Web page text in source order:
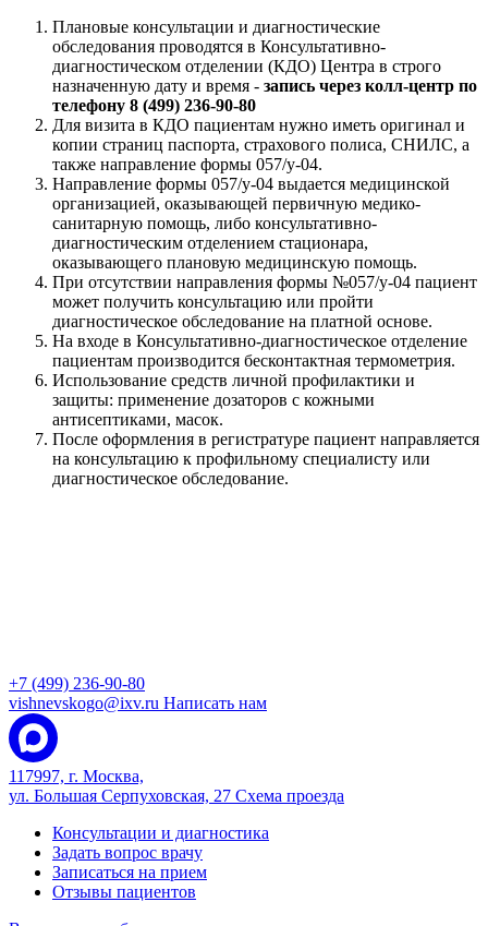
Плановые консультации и диагностические
обследования проводятся в Консультативно-
диагностическом отделении (КДО) Центра в строго
назначенную дату и время - запись через колл-центр по
телефону 8 (499) 236-90-80
Для визита в КДО пациентам нужно иметь оригинал и
копии страниц паспорта, страхового полиса, СНИЛС, а
также направление формы 057/у-04.
Направление формы 057/у-04 выдается медицинской
организацией, оказывающей первичную медико-
санитарную помощь, либо консультативно-
диагностическим отделением стационара,
оказывающего плановую медицинскую помощь.
При отсутствии направления формы №057/у-04 пациент
может получить консультацию или пройти
диагностическое обследование на платной основе.
На входе в Консультативно-диагностическое отделение
пациентам производится бесконтактная термометрия.
Использование средств личной профилактики и
защиты: применение дозаторов с кожными
антисептиками, масок.
После оформления в регистратуре пациент направляется
на консультацию к профильному специалисту или
диагностическое обследование.
+7 (499) 236-90-80
vishnevskogo@ixv.ru Написать нам
117997, г. Москва,
ул. Большая Серпуховская, 27 Схема проезда
Консультации и диагностика
Задать вопрос врачу
Записаться на прием
Отзывы пациентов